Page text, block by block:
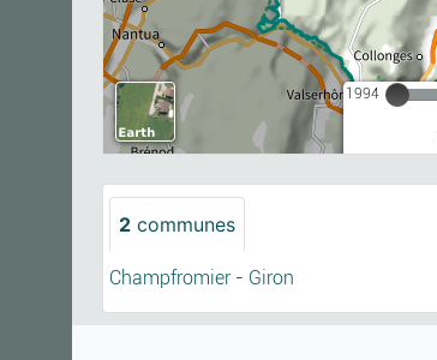
1994
2 communes
Champfromier- Giron